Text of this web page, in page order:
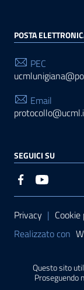
Questo sito
Proseguendo
POSTA
PEC
Email
SEGUICI SU
Sezione
Privacy | Cookie
Realizzato con
Sito